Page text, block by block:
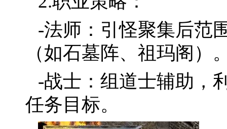
-法师：引怪聚集后范
（如石墓阵、祖玛阁）
-战士：组道士辅助，
任务目标。